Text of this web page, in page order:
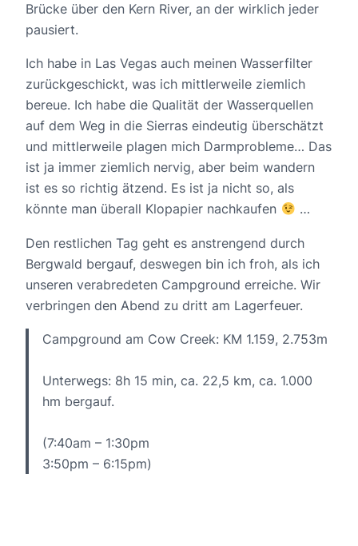
Brücke über den Kern River, an der wirklich jeder
pausiert.
Ich habe in Las Vegas auch meinen Wasserfilter
zurückgeschickt, was ich mittlerweile ziemlich
bereue. Ich habe die Qualität der Wasserquellen
auf dem Weg in die Sierras eindeutig überschätzt
und mittlerweile plagen mich Darmprobleme… Das
ist ja immer ziemlich nervig, aber beim wandern
ist es so richtig ätzend. Es ist ja nicht so, als
könnte man überall Klopapier nachkaufen
…
Den restlichen Tag geht es anstrengend durch
Bergwald bergauf, deswegen bin ich froh, als ich
unseren verabredeten Campground erreiche. Wir
verbringen den Abend zu dritt am Lagerfeuer.
Campground am Cow Creek: KM 1.159, 2.753m
Unterwegs: 8h 15 min, ca. 22,5 km, ca. 1.000
hm bergauf.
(7:40am – 1:30pm
3:50pm – 6:15pm)